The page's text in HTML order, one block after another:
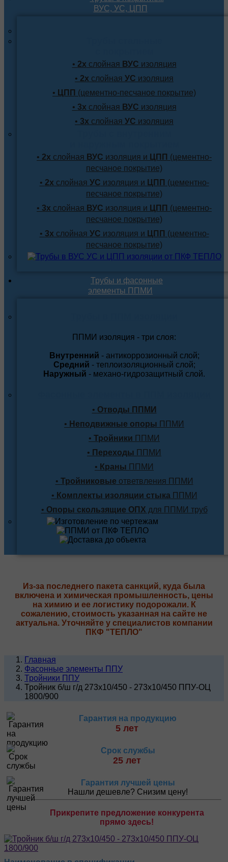
ВУС, УС, ЦПП
• 2х слойная ВУС изоляция
• 2х слойная УС изоляция
• ЦПП (цементно-песчаное покрытие)
• 3х слойная ВУС изоляция
• 3х слойная УС изоляция
• 2х слойная ВУС изоляция и ЦПП (цементно-
песчаное покрытие)
• 2х слойная УС изоляция и ЦПП (цементно-
песчаное покрытие)
• 3х слойная ВУС изоляция и ЦПП (цементно-
песчаное покрытие)
• 3х слойная УС изоляция и ЦПП (цементно-
песчаное покрытие)
Трубы и фасонные
элементы ППМИ
ППМИ изоляция - три слоя:
Внутренний - антикоррозионный слой;
Средний - теплоизоляционный слой;
Наружный - механо-гидрозащитный слой.
• Отводы ППМИ
• Неподвижные опоры ППМИ
• Тройники ППМИ
• Переходы ППМИ
• Краны ППМИ
• Тройниковые ответвления ППМИ
• Комплекты изоляции стыкаППМИ
• Опоры скользящие ОПХ для ППМИ труб
Из-за последнего пакета санкций, куда была
включена и химическая промышленность, цены
на химию и ее логистику подорожали. К
сожалению, стоимость указанная на сайте не
актуальна. Уточняйте у специалистов компании
ПКФ "ТЕПЛО"
Главная
Фасонные элементы ППУ
Тройники ППУ
Тройник б/ш г/д 273х10/450 - 273х10/450 ППУ-ОЦ
1800/900
Гарантия на продукцию
5 лет
Срок службы
25 лет
Гарантия лучшей цены
Нашли дешевле? Снизим цену!
Прикрепите предложение конкурента
прямо здесь!